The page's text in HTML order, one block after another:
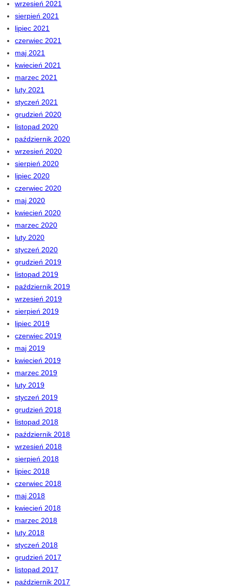
wrzesień 2021
sierpień 2021
lipiec 2021
czerwiec 2021
maj 2021
kwiecień 2021
marzec 2021
luty 2021
styczeń 2021
grudzień 2020
listopad 2020
październik 2020
wrzesień 2020
sierpień 2020
lipiec 2020
czerwiec 2020
maj 2020
kwiecień 2020
marzec 2020
luty 2020
styczeń 2020
grudzień 2019
listopad 2019
październik 2019
wrzesień 2019
sierpień 2019
lipiec 2019
czerwiec 2019
maj 2019
kwiecień 2019
marzec 2019
luty 2019
styczeń 2019
grudzień 2018
listopad 2018
październik 2018
wrzesień 2018
sierpień 2018
lipiec 2018
czerwiec 2018
maj 2018
kwiecień 2018
marzec 2018
luty 2018
styczeń 2018
grudzień 2017
listopad 2017
październik 2017